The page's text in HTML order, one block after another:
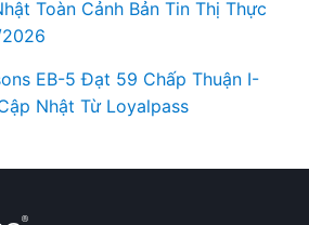
Toàn Cảnh Bản Tin Thị Thực
EB-5 Đạt 59 Chấp Thuận I-
Nhật Từ Loyalpass